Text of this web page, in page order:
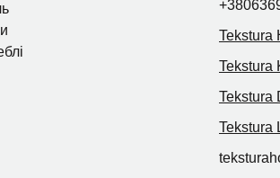
Tekstura
Tekstura
Tekstura
Tekstura